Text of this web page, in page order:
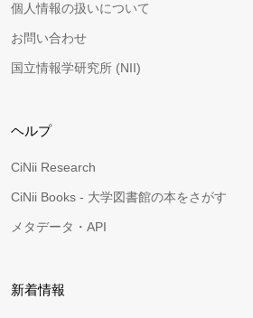
個人情報の扱いについて
お問い合わせ
国立情報学研究所 (NII)
ヘルプ
CiNii Research
CiNii Books - 大学図書館の本をさがす
メタデータ・API
新着情報